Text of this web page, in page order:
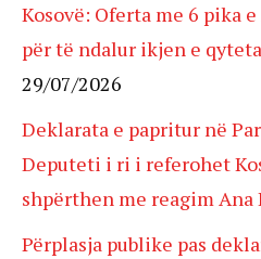
Kosovë: Oferta me 6 pika
për të ndalur ikjen e
29/07/2026
Deklarata e papritur në
Deputeti i ri i referohet
shpërthen me reagim Ana
Përplasja publike pas